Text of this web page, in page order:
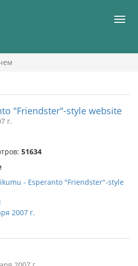
"Friendster"-style website
г.
51634
- Esperanto "Friendster"-style
2007 г.